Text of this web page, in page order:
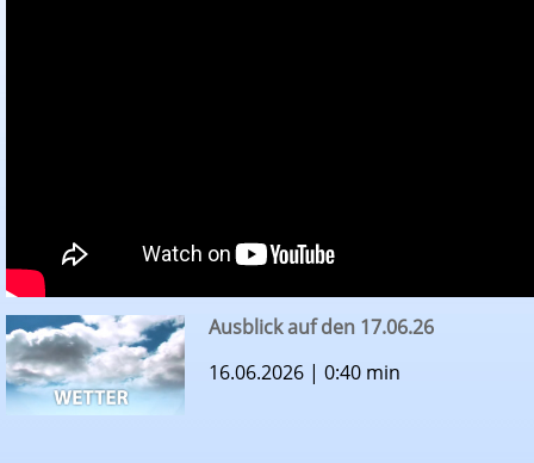
Ausblick auf den 17.06.26
16.06.2026 | 0:40 min